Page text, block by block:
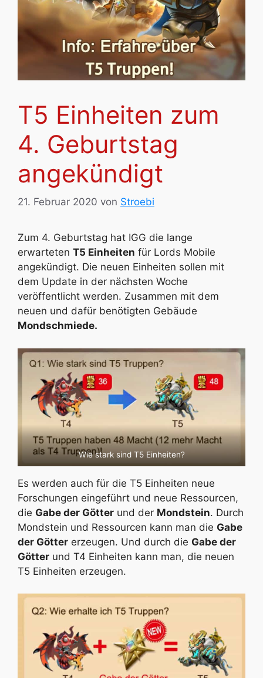
T5 Einheiten zum
4. Geburtstag
angekündigt
21. Februar 2020 von Stroebi
Zum 4. Geburtstag hat IGG die lange
erwarteten T5 Einheiten für Lords Mobile
angekündigt. Die neuen Einheiten sollen mit
dem Update in der nächsten Woche
veröffentlicht werden. Zusammen mit dem
neuen und dafür benötigten Gebäude
Mondschmiede.
Wie stark sind T5 Einheiten?
Es werden auch für die T5 Einheiten neue
Forschungen eingeführt und neue Ressourcen,
die Gabe der Götter und der Mondstein. Durch
Mondstein und Ressourcen kann man die Gabe
der Götter erzeugen. Und durch die Gabe der
Götter und T4 Einheiten kann man, die neuen
T5 Einheiten erzeugen.